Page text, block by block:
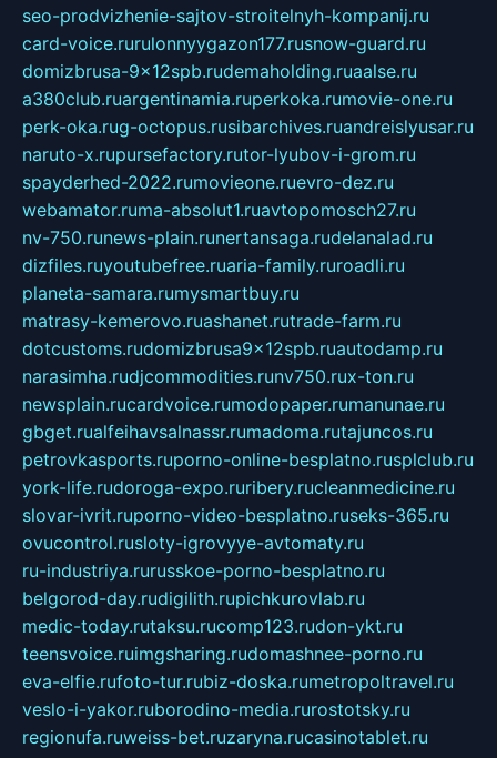
seo-prodvizhenie-sajtov-stroitelnyh-kompanij.ru
card-voice.rurulonnyygazon177.rusnow-guard.ru
domizbrusa-9x12spb.rudemaholding.ruaalse.ru
a380club.ruargentinamia.ruperkoka.rumovie-one.ru
perk-oka.rug-octopus.rusibarchives.ruandreislyusar.ru
naruto-x.rupursefactory.rutor-lyubov-i-grom.ru
spayderhed-2022.rumovieone.ruevro-dez.ru
webamator.ruma-absolut1.ruavtopomosch27.ru
nv-750.runews-plain.runertansaga.rudelanalad.ru
dizfiles.ruyoutubefree.ruaria-family.ruroadli.ru
planeta-samara.rumysmartbuy.ru
matrasy-kemerovo.ruashanet.rutrade-farm.ru
dotcustoms.rudomizbrusa9x12spb.ruautodamp.ru
narasimha.rudjcommodities.runv750.rux-ton.ru
newsplain.rucardvoice.rumodopaper.rumanunae.ru
gbget.rualfeihavsalnassr.rumadoma.rutajuncos.ru
petrovkasports.ruporno-online-besplatno.rusplclub.ru
york-life.rudoroga-expo.ruribery.rucleanmedicine.ru
slovar-ivrit.ruporno-video-besplatno.ruseks-365.ru
ovucontrol.rusloty-igrovyye-avtomaty.ru
ru-industriya.rurusskoe-porno-besplatno.ru
belgorod-day.rudigilith.rupichkurovlab.ru
medic-today.rutaksu.rucomp123.rudon-ykt.ru
teensvoice.ruimgsharing.rudomashnee-porno.ru
eva-elfie.rufoto-tur.rubiz-doska.rumetropoltravel.ru
veslo-i-yakor.ruborodino-media.rurostotsky.ru
regionufa.ruweiss-bet.ruzaryna.rucasinotablet.ru